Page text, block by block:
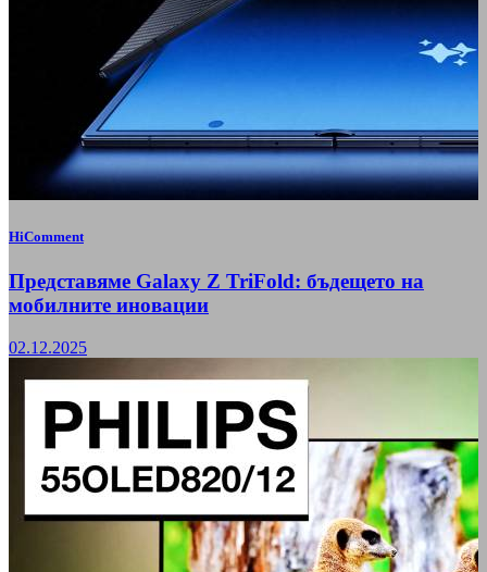
HiComment
Представяме Galaxy Z TriFold: бъдещето на
мобилните иновации
02.12.2025